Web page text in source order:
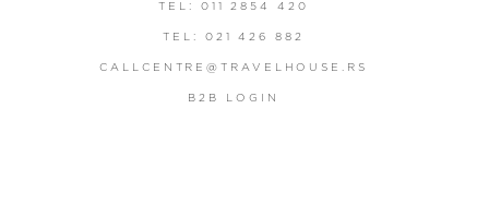
TEL: 011 2854 420
TEL: 021 426 882
CALLCENTRE@TRAVELHOUSE.RS
B2B LOGIN